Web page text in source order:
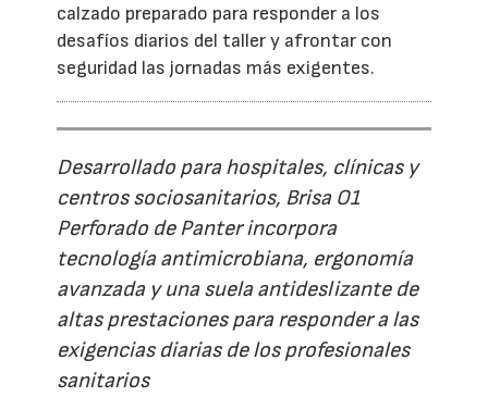
calzado preparado para responder a los
desafíos diarios del taller y afrontar con
seguridad las jornadas más exigentes.
Desarrollado para hospitales, clínicas y
centros sociosanitarios, Brisa O1
Perforado de Panter incorpora
tecnología antimicrobiana, ergonomía
avanzada y una suela antideslizante de
altas prestaciones para responder a las
exigencias diarias de los profesionales
sanitarios